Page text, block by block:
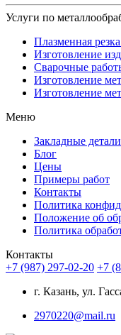
Услуги по
Плазменная
Изготовление
Сварочные
Изготовление
Изготовление
Меню
Закладные детали
Блог
Цены
Примеры работ
Контакты
Политика
Положение об
Политика
Контакты
+7 (987) 297-02-20 +7
г. Казань, ул.
2970220@mail.ru